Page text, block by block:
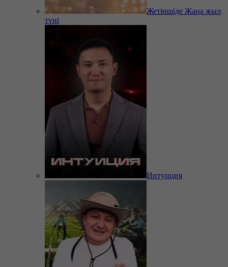
Жетіншіде Жаңа жыл
түні
Интуиция